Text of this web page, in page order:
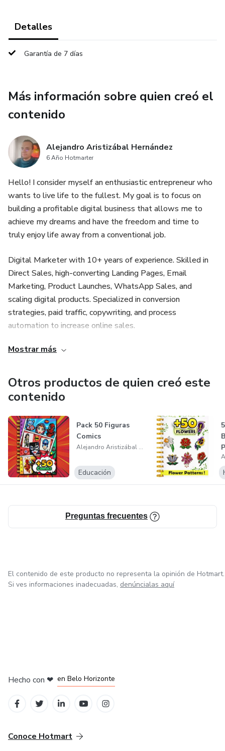
✅ Guía práctica y fácil de seguir
✅ Diversidad de opciones para todos los gustos
recetas saludables y deliciosas 💫
Recetas Bajas en Azúcar, Sin Gluten y llenas de mucho
Detalles
Garantía de 7 días
Más información sobre quien creó el
contenido
Alejandro Aristizábal Hernández
6 Año Hotmarter
Hello! I consider myself an enthusiastic entrepreneur who
wants to live life to the fullest. My goal is to focus on
building a profitable digital business that allows me to
achieve my dreams and have the freedom and time to
truly enjoy life away from a conventional job.
Digital Marketer with 10+ years of experience. Skilled in
Direct Sales, high-converting Landing Pages, Email
Marketing, Product Launches, WhatsApp Sales, and
scaling digital products. Specialized in conversion
strategies, paid traffic, copywriting, and process
automation to increase online sales.
I love selling, and I’m grateful to God for helping me keep
as a digital entrepreneur.
Mostrar más
Otros productos de quien creó este
contenido
Pack 50 Figuras
Comics
Alejandro Aristizábal Hernández
Educación
Preguntas frecuentes
El contenido de este producto no representa la opinión de Hotmart.
Si ves informaciones inadecuadas, denúncialas aquí
Hecho con ❤ en Belo Horizonte
Conoce Hotmart